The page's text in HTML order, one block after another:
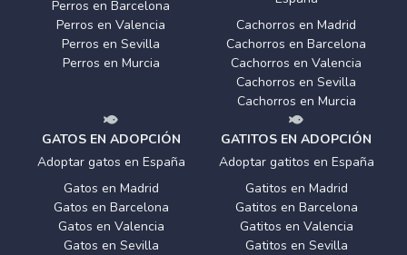
Perros en Barcelona
Perros en Valencia
Perros en Sevilla
Perros en Murcia
Cachorros en Madrid
Cachorros en Barcelona
Cachorros en Valencia
Cachorros en Sevilla
Cachorros en Murcia
GATOS EN ADOPCIÓN
Adoptar gatos en España
Gatos en Madrid
Gatos en Barcelona
Gatos en Valencia
Gatos en Sevilla
GATITOS EN ADOPCIÓN
Adoptar gatitos en España
Gatitos en Madrid
Gatitos en Barcelona
Gatitos en Valencia
Gatitos en Sevilla